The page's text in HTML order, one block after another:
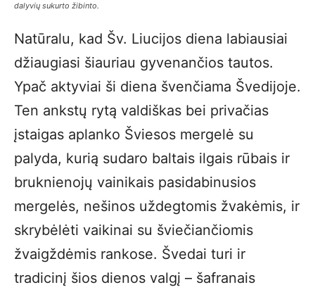
dalyvių sukurto žibinto.
Natūralu, kad Šv. Liucijos diena labiausiai
džiaugiasi šiauriau gyvenančios tautos.
Ypač aktyviai ši diena švenčiama Švedijoje.
Ten ankstų rytą valdiškas bei privačias
įstaigas aplanko Šviesos mergelė su
palyda, kurią sudaro baltais ilgais rūbais ir
bruknienojų vainikais pasidabinusios
mergelės, nešinos uždegtomis žvakėmis, ir
skrybėlėti vaikinai su šviečiančiomis
žvaigždėmis rankose. Švedai turi ir
tradicinį šios dienos valgį – šafranais